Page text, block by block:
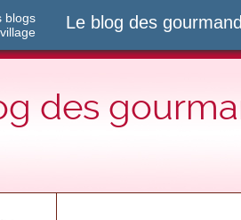
blogs
Le blog des
des